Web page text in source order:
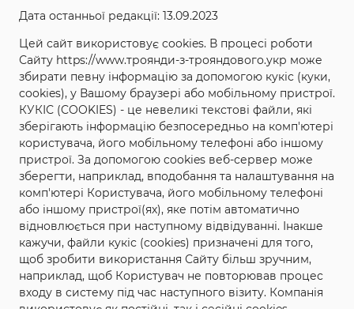
Дата останньої редакції: 13.09.2023
Цей сайт використовує cookies. В процесі роботи
Сайту https://www.троянди-з-трояндового.укр може
збирати певну інформацію за допомогою кукіс (куки,
cookies), у Вашому браузері або мобільному пристрої.
КУКІС (COOKIES) - це невеликі текстові файли, які
зберігають інформацію безпосередньо на комп'ютері
користувача, його мобільному телефоні або іншому
пристрої. За допомогою cookies веб-сервер може
зберегти, наприклад, вподобання та налаштування на
комп'ютері Користувача, його мобільному телефоні
або іншому пристрої(ях), яке потім автоматично
відновлюється при наступному відвідуванні. Інакше
кажучи, файли кукіс (cookies) призначені для того,
щоб зробити використання Сайту більш зручним,
наприклад, щоб Користувач не повторював процес
входу в систему під час наступного візиту. Компанія
ХАРАКТЕРИСТИКИ
Назва: Рафаела
Повна назва: Рафаела (Raphaela)
Категорія: Чайно-гібридні
Країна і рік створення: Ирландия, 1990р
Колір: рожевий
Висота куща: 90-120 см
Ширина куща: 40-80см
Аромат: Легкий
Ціна за кущ: 80 грн.